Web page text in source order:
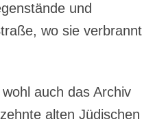
und
wo sie verbrannt
auch das Archiv
alten Jüdischen